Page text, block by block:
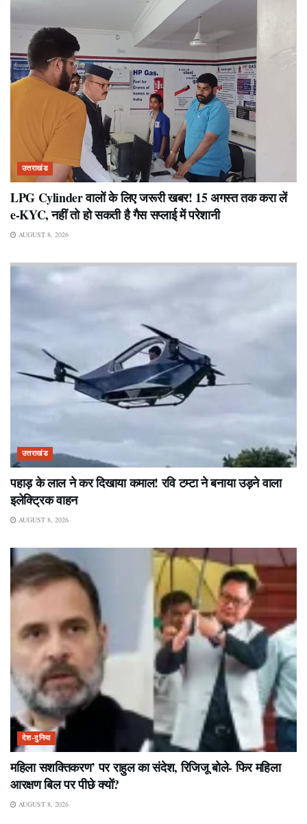
उत्तराखंड
LPG Cylinder वालों के लिए जरूरी खबर! 15 अगस्त तक करा लें
e-KYC, नहीं तो हो सकती है गैस सप्लाई में परेशानी
AUGUST 8, 2026
उत्तराखंड
पहाड़ के लाल ने कर दिखाया कमाल! रवि टम्टा ने बनाया उड़ने वाला
इलेक्ट्रिक वाहन
AUGUST 8, 2026
देश-दुनिया
महिला सशक्तिकरण’ पर राहुल का संदेश, रिजिजू बोले- फिर महिला
आरक्षण बिल पर पीछे क्यों?
AUGUST 8, 2026